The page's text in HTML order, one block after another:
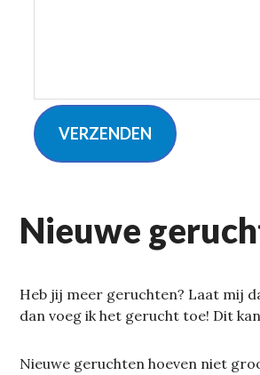
VERZENDEN
Nieuwe
Heb jij meer geruchten? Laat mij
dan voeg ik het gerucht toe! Dit
Nieuwe geruchten hoeven niet